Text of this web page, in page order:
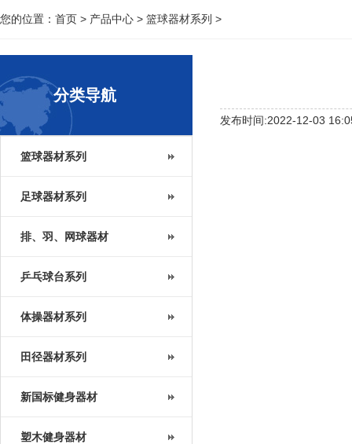
您的位置： 首页 > 产品中心 > 篮球器材系列 >
分类导航
篮球器材系列
足球器材系列
排、羽、网球器材
乒乓球台系列
体操器材系列
田径器材系列
新国标健身器材
塑木健身器材
发布时间:2022-12-03